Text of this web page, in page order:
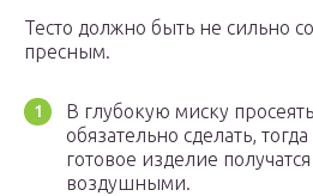
Тесто должно быть не сильно
пресным.
В глубокую миску
обязательно сделать,
готовое изделие
воздушными.